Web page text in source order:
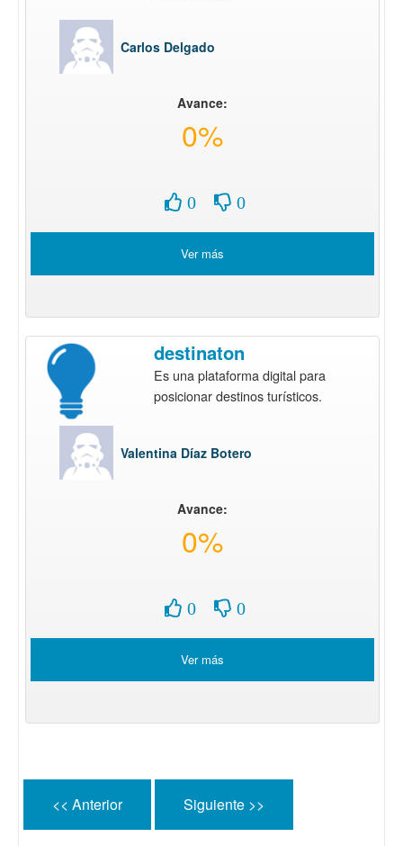
Carlos Delgado
Avance:
0%
0 0
Ver más
destinaton
Es una plataforma digital para
posicionar destinos turísticos.
Valentina Díaz Botero
Avance:
0%
0 0
Ver más
<< Anterior Siguiente >>